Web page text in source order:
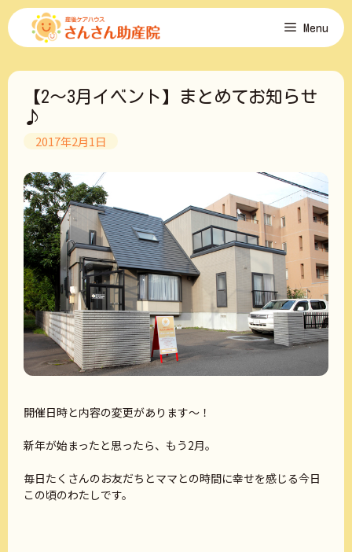
コ
ン
ツ
Menu
【2～3月イベント】まとめてお知らせ
♪
2017年2月1日
開催日時と内容の変更があります～！
新年が始まったと思ったら、もう2月。
毎日たくさんのお友だちとママとの時間に幸せを感じる今日
この頃のわたしです。